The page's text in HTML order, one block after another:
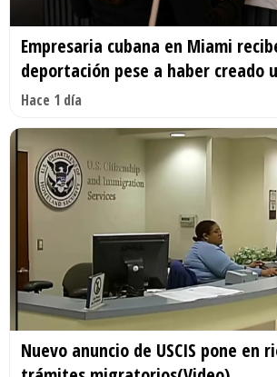
Empresaria cubana en Miami
deportación pese a haber creado
Hace 1 día
Nuevo anuncio de USCIS pone en